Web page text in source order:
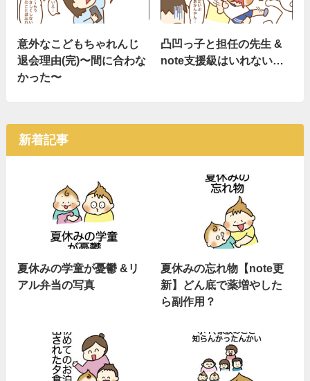
意外なこどもちゃれんじ
退会理由(完)〜間に合わな
かった〜
凸凹っ子と担任の先生 &
note支援級はいれない…
新着記事
夏休みの学童が憂鬱 &リ
アル弁当の写真
夏休みの忘れ物【note更
新】どん底で薬増やした
ら副作用？